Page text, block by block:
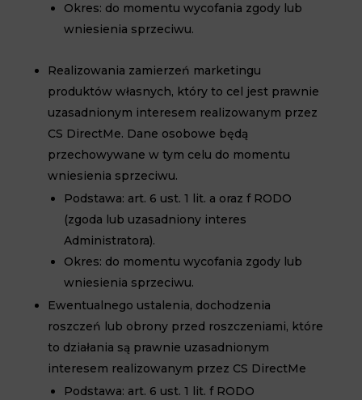
Okres: do momentu wycofania zgody lub
wniesienia sprzeciwu.
Realizowania zamierzeń marketingu
produktów własnych, który to cel jest prawnie
uzasadnionym interesem realizowanym przez
CS DirectMe. Dane osobowe będą
przechowywane w tym celu do momentu
wniesienia sprzeciwu.
Podstawa: art. 6 ust. 1 lit. a oraz f RODO
(zgoda lub uzasadniony interes
Administratora).
Okres: do momentu wycofania zgody lub
wniesienia sprzeciwu.
Ewentualnego ustalenia, dochodzenia
roszczeń lub obrony przed roszczeniami, które
to działania są prawnie uzasadnionym
interesem realizowanym przez CS DirectMe
Podstawa: art. 6 ust. 1 lit. f RODO